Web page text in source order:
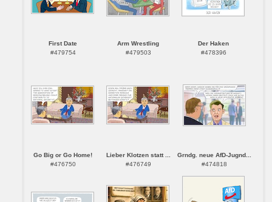
First Date
#479754
Arm Wrestling
#479503
Der Haken
#478396
Go Big or Go Home!
#476750
Lieber Klotzen statt ...
#476749
Grndg. neue AfD-Jugnd...
#474818